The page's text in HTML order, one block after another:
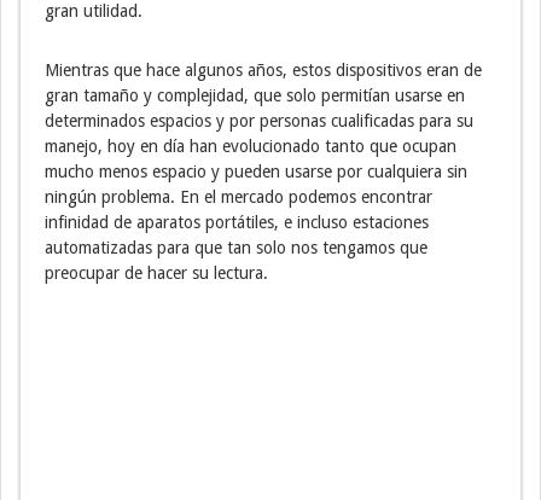
gran utilidad.
Mientras que hace algunos años, estos dispositivos eran de
gran tamaño y complejidad, que solo permitían usarse en
determinados espacios y por personas cualificadas para su
manejo, hoy en día han evolucionado tanto que ocupan
mucho menos espacio y pueden usarse por cualquiera sin
ningún problema. En el mercado podemos encontrar
infinidad de aparatos portátiles, e incluso estaciones
automatizadas para que tan solo nos tengamos que
preocupar de hacer su lectura.